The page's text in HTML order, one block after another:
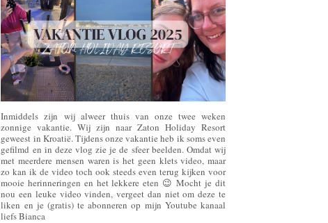
Inmiddels zijn wij alweer thuis van onze twee weken
zonnige vakantie. Wij zijn naar Zaton Holiday Resort
geweest in Kroatië. Tijdens onze vakantie heb ik soms even
gefilmd en in deze vlog zie je de sfeer beelden. Omdat wij
met meerdere mensen waren is het geen klets video, maar
zo kan ik de video toch ook steeds even terug kijken voor
mooie herinneringen en het lekkere eten 😉 Mocht je dit
nou een leuke video vinden, vergeet dan niet om deze te
liken en je (gratis) te abonneren op mijn Youtube kanaal
liefs Bianca